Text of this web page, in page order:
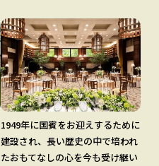
1949年に国賓をお迎えするために
建設され、長い歴史の中で培われ
たおもてなしの心を今も受け継い